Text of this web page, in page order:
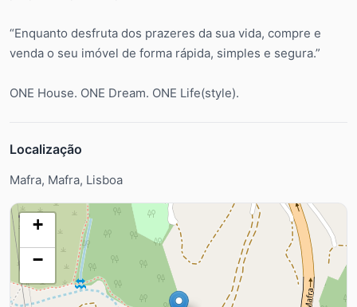
“Enquanto desfruta dos prazeres da sua vida, compre e
venda o seu imóvel de forma rápida, simples e segura.”
ONE House. ONE Dream. ONE Life(style).
Localização
Mafra, Mafra, Lisboa
+
−